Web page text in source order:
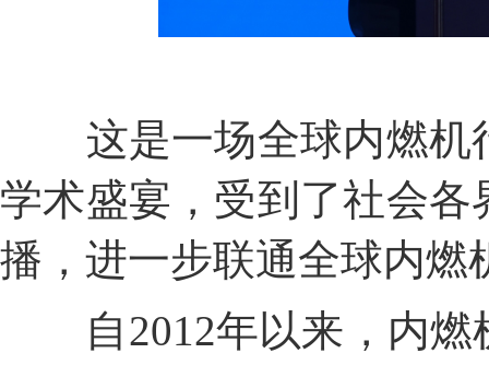
这是一场全球内燃
学术盛宴，受到了社会
播，进一步联通全球内燃
自2012年以来，内